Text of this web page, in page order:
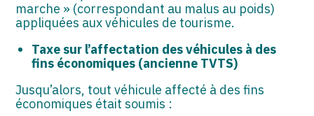
marche » (correspondant au malus au poids)
appliquées aux véhicules de tourisme.
Taxe sur l’affectation des véhicules à des
fins économiques (ancienne TVTS)
Jusqu’alors, tout véhicule affecté à des fins
économiques était soumis :